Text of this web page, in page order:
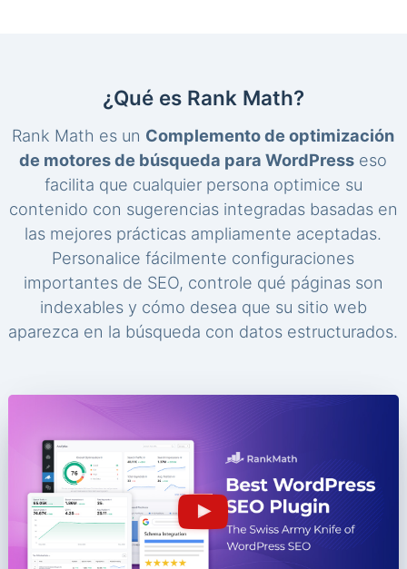
¿Qué es Rank Math?
Rank Math es un Complemento de optimización
de motores de búsqueda para WordPress eso
facilita que cualquier persona optimice su
contenido con sugerencias integradas basadas en
las mejores prácticas ampliamente aceptadas.
Personalice fácilmente configuraciones
importantes de SEO, controle qué páginas son
indexables y cómo desea que su sitio web
aparezca en la búsqueda con datos estructurados.